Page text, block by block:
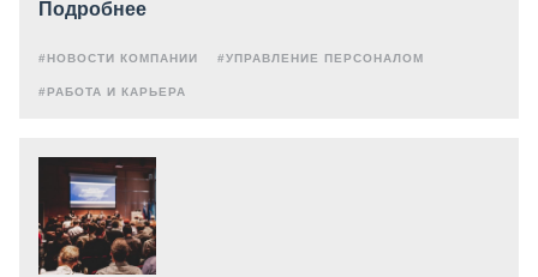
Подробнее
#НОВОСТИ КОМПАНИИ #УПРАВЛЕНИЕ ПЕРСОНАЛОМ
#РАБОТА И КАРЬЕРА